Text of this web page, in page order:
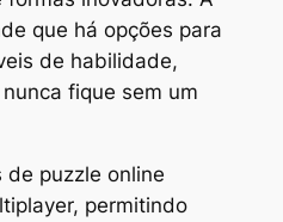
que há opções para
de habilidade,
fique sem um
de puzzle online
permitindo